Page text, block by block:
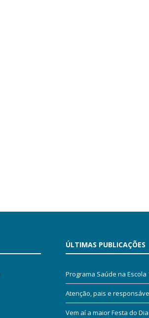
ÚLTIMAS PUBLICAÇÕES
Programa Saúde na Escola
Atenção, pais e
Vem aí a maior Festa do